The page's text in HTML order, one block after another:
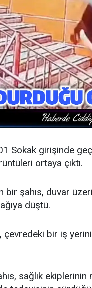
Sokak girişinde
ortaya çıktı.
şahıs, duvar
düştü.
çevredeki bir iş
sağlık